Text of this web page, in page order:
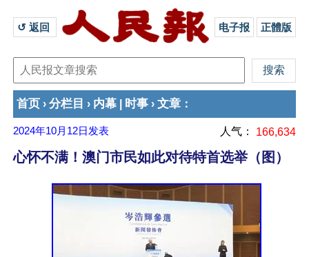
↺ 返回 电子报 正體版
首页 › 分栏目 › 内幕 时事 › 文章 ：
2024年10月12日 发表 人气： 166,634
心怀不满！澳门市民如此对待特首选举（图）